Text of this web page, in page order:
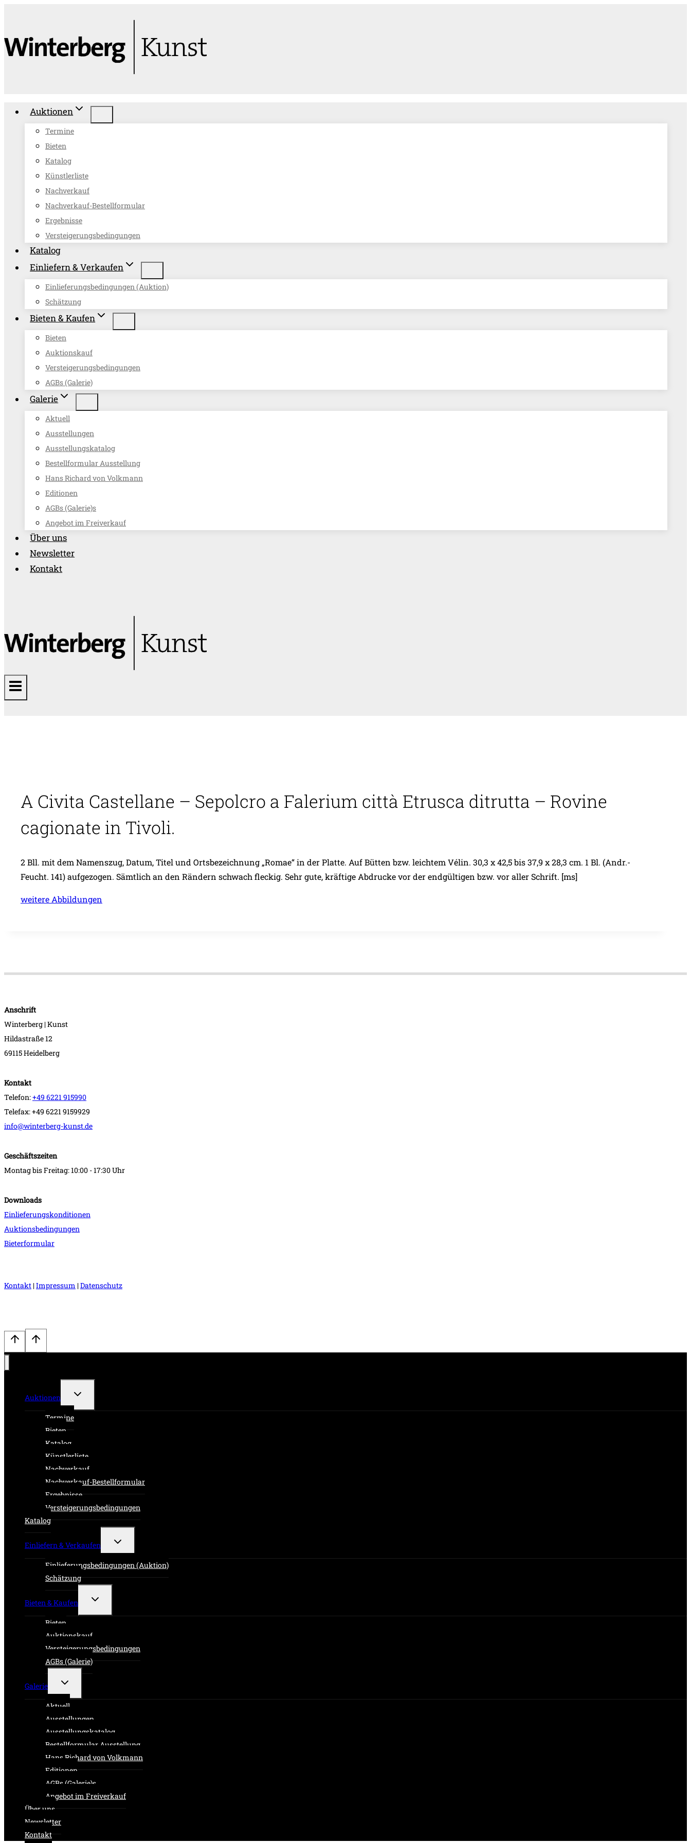
springen
Auktionen
Termine
Bieten
Katalog
Künstlerliste
Nachverkauf
Nachverkauf-Bestellformular
Ergebnisse
Versteigerungsbedingungen
Katalog
Einliefern & Verkaufen
Einlieferungsbedingungen (Auktion)
Schätzung
Bieten & Kaufen
Bieten
Auktionskauf
Versteigerungsbedingungen
AGBs (Galerie)
Galerie
Aktuell
Ausstellungen
Ausstellungskatalog
Bestellformular Ausstellung
Hans Richard von Volkmann
Editionen
AGBs (Galerie)s
Angebot im Freiverkauf
Über uns
Newsletter
Kontakt
A Civita Castellane – Sepolcro a Falerium città Etrusca ditrutta – Rovine
cagionate in Tivoli.
2 Bll. mit dem Namenszug, Datum, Titel und Ortsbezeichnung „Romae“ in der Platte. Auf Bütten bzw. leichtem Vélin. 30,3 x 42,5 bis 37,9 x 28,3 cm. 1 Bl. (Andr.-
Feucht. 141) aufgezogen. Sämtlich an den Rändern schwach fleckig. Sehr gute, kräftige Abdrucke vor der endgültigen bzw. vor aller Schrift. [ms]
weitere Abbildungen
Anschrift
Winterberg | Kunst
Hildastraße 12
69115 Heidelberg
Kontakt
Telefon:+49 6221 915990
Telefax: +49 6221 9159929
info@winterberg-kunst.de
Geschäftszeiten
Montag bis Freitag: 10:00 - 17:30 Uhr
Downloads
Einlieferungskonditionen
Auktionsbedingungen
Bieterformular
Kontakt |Impressum |Datenschutz
Auktionen
Untermenü
Termine
Bieten
Katalog
Künstlerliste
Nachverkauf
Nachverkauf-Bestellformular
Ergebnisse
Versteigerungsbedingungen
Katalog
Einliefern & Verkaufen
Untermenü
Einlieferungsbedingungen (Auktion)
Schätzung
Bieten & Kaufen
Untermenü
Bieten
Auktionskauf
Versteigerungsbedingungen
AGBs (Galerie)
Galerie
Untermenü
Aktuell
Ausstellungen
Ausstellungskatalog
Bestellformular Ausstellung
Hans Richard von Volkmann
Editionen
AGBs (Galerie)s
Angebot im Freiverkauf
Über uns
Newsletter
Kontakt